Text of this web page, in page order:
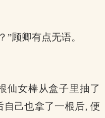
”顾卿有点无语。
仙女棒从盒子里抽了
己也拿了一根后, 便